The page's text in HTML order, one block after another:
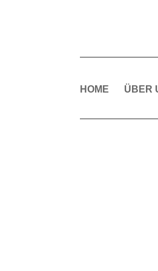
HOME ÜBER